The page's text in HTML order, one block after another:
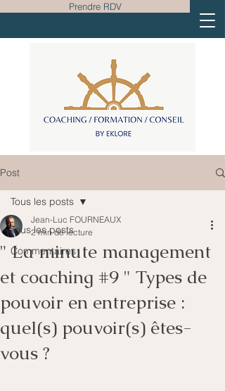
Prendre RDV
Post
Tous les posts
Commentaires
Tous les posts
" La minute management
et coaching #9 " Types de
pouvoir en entreprise :
quel(s) pouvoir(s) êtes-
vous ?
Jean-Luc FOURNEAUX
2 min de lecture